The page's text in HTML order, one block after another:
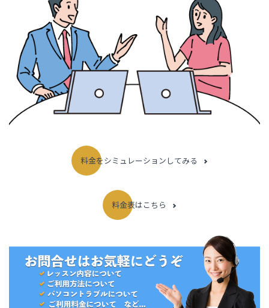
料金をシミュレーションしてみる
料金表はこちら